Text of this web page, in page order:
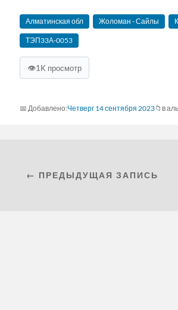
Алматинская обл Жоломан - Сайлы
ТЭП33А-0053
👁1K просмотр
Четверг 14 сентября 2023 в
← ПРЕДЫДУЩАЯ ЗАПИСЬ